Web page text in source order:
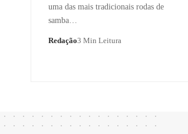
uma das mais tradicionais rodas de
samba…
Redação3 Min Leitura